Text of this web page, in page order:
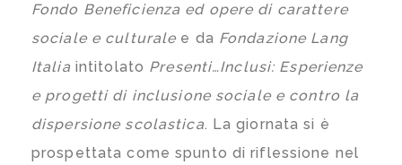
Fondo Beneficienza ed opere di carattere
sociale e culturalee da Fondazione Lang
Italia intitolato Presenti…Inclusi: Esperienze
e progetti di inclusione sociale e contro la
dispersione scolastica. La giornata si è
prospettata come spunto di riflessione nel